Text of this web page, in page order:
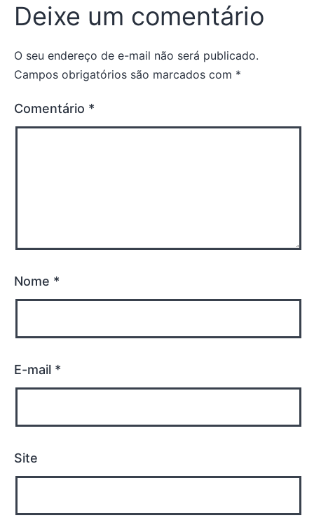
Deixe um comentário
O seu endereço de e-mail não será publicado.
Campos obrigatórios são marcados com *
Comentário *
Nome *
E-mail *
Site